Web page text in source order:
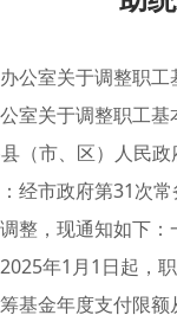
公室关于调整职
室关于调整职工
（市、区）人民
经市政府第31次
整，现通知如下
年1月1日起，
基金年度支付限